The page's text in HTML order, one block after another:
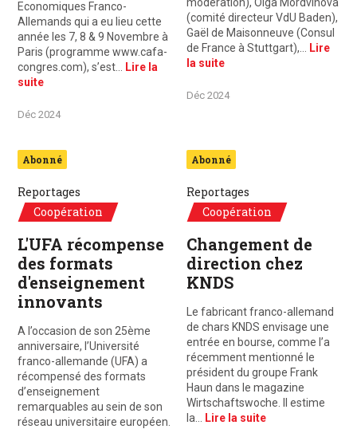
Economiques Franco-
Allemands qui a eu lieu cette
année les 7, 8 & 9 Novembre à
Paris (programme www.cafa-
congres.com), s’est…
Lire la
suite
Déc 2024
(comité directeur VdU Baden),
Gaël de Maisonneuve (Consul
de France à Stuttgart),…
Lire
la suite
Déc 2024
Abonné
Reportages
Coopération
L'UFA récompense
des formats
d'enseignement
innovants
A l’occasion de son 25ème
anniversaire, l’Université
franco-allemande (UFA) a
récompensé des formats
d’enseignement
remarquables au sein de son
réseau universitaire européen.
Abonné
Reportages
Coopération
Changement de
direction chez
KNDS
Le fabricant franco-allemand
de chars KNDS envisage une
entrée en bourse, comme l’a
récemment mentionné le
président du groupe Frank
Haun dans le magazine
Wirtschaftswoche. Il estime
la…
Lire la suite